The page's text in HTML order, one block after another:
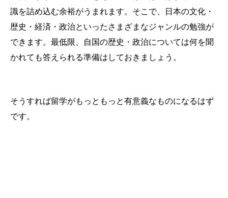
識を詰め込む余裕がうまれます。そこで、日本の文化・
歴史・経済・政治といったさまざまなジャンルの勉強が
できます。最低限、自国の歴史・政治については何を聞
かれても答えられる準備はしておきましょう。
そうすれば留学がもっともっと有意義なものになるはず
です。